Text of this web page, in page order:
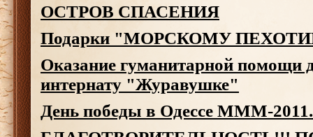
ОСТРОВ СПАСЕНИЯ
Подарки "МОРСКОМУ
Оказание гуманитарной помощи
интернату "Журавушке"
День победы в Одессе МММ-2011.